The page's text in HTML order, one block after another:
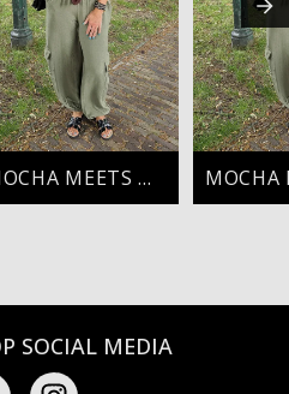
MOCHA MEETS OLIVE
SOCIAL MEDIA